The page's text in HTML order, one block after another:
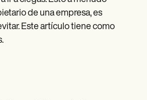
de una empresa, es
Este artículo tiene como